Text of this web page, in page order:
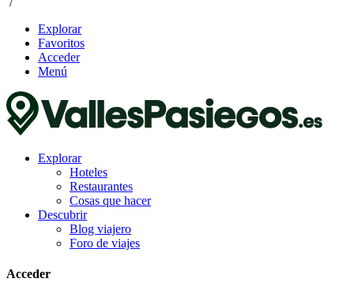
Explorar
Favoritos
Acceder
Menú
Explorar
Hoteles
Restaurantes
Cosas que hacer
Descubrir
Blog viajero
Foro de viajes
Acceder